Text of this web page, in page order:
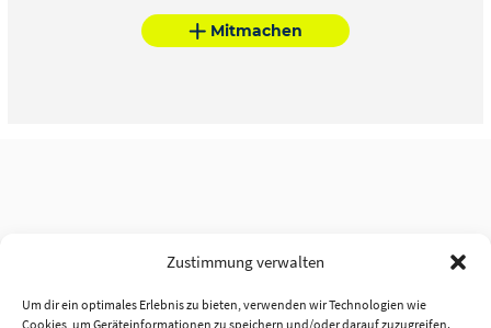
Zustimmung verwalten
Um dir ein optimales Erlebnis zu bieten, verwenden wir Technologien wie
Cookies, um Geräteinformationen zu speichern und/oder darauf zuzugreifen.
Mitmachen